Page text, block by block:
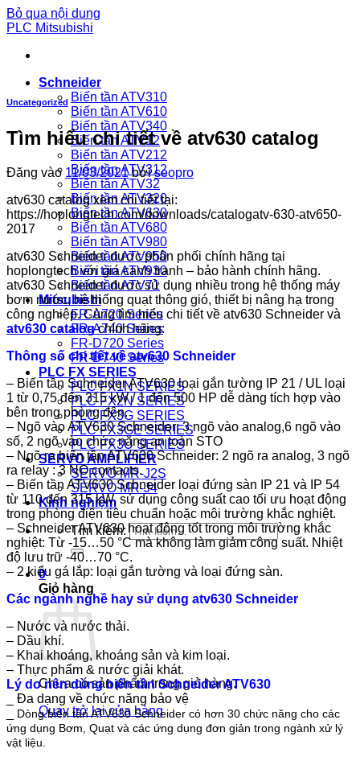
Bỏ qua nội dung
PLC Mitsubishi
Schneider
Biến tần ATV310
Biến tần ATV610
Biến tần ATV340
Biến tần ATV12
Biến tần ATV212
Biến tần ATV312
Biến tần ATV32
Biến tần ATV320
Biến tần ATV630
Biến tần ATV680
Biến tần ATV980
Biến tần ATV950
Biến tần ATV930
Biến tần ATV71
Mitsubishi
FR-A720 Series
FR-A740 Series
FR-D720 Series
FR-D740 Series
PLC FX SERIES
PLC FX1N SERIES
PLC FX2N SERIES
PLC FX3G SERIES
PLC FX3GE SERIES
PLC FX3U SERIES
SERVO AMPLIFIER
SERVO MR-J2S
SERVO MR-J4
Kinh nghiệm
Tìm kiếm:
0
Giỏ hàng
Chưa có sản phẩm trong giỏ hàng.
Quay trở lại cửa hàng
Uncategorized
Tìm hiểu chi tiết về atv630 catalog
Đăng vào 11/03/2021 bởiseopro
atv630 catalog xem chi tiết tại:
https://hoplongtech.com/downloads/catalogatv-630-atv650-
2017
atv630 Schneider được phân phối chính hãng tại
hoplongtech với giá cạnh tranh – bảo hành chính hãng.
atv630 Schneider được sử dụng nhiều trong hệ thống máy
bơm nước, hệ thống quạt thông gió, thiết bị nâng hạ trong
công nghiệp. Cùng tìm hiểu chi tiết về atv630 Schneider và
atv630 catalogchính hãng:
Thông số chi tiết về atv630 Schneider
– Biến tần Schneider ATV630 loại gắn tường IP 21 / UL loại
1 từ 0,75 đến 315 kW / 1 đến 500 HP dễ dàng tích hợp vào
bên trong phòng đện.
– Ngõ vào ATV630 Schneider: 3 ngõ vào analog,6 ngõ vào
số, 2 ngõ vào chức năng an toàn STO
– Ngõ ra biến tần ATV630 Schneider: 2 ngõ ra analog, 3 ngõ
ra relay : 3 NO contacts.
– Biến tần ATV630 Schneider loại đứng sàn IP 21 và IP 54
từ 110 đến 315 kW, sử dụng công suất cao tối ưu hoạt động
trong phòng điện tiêu chuẩn hoặc môi trường khắc nghiệt.
– Schneider ATV630 hoạt động tốt trong môi trường khắc
nghiệt: Từ -15…50 °C mà không làm giảm công suất. Nhiệt
độ lưu trữ -40…70 °C.
– 2 kiểu gá lắp: loại gắn tường và loại đứng sàn.
Các ngành nghề hay sử dụng atv630 Schneider
– Nước và nước thải.
– Dầu khí.
– Khai khoáng, khoáng sản và kim loại.
– Thực phẩm & nước giải khát.
Lý do nên dùng biến tần Schneider ATV630
_ Đa dạng về chức năng bảo vệ
Dòng biến tần ATV630 Schneider có hơn 30 chức năng cho các
ứng dụng Bơm, Quạt và các ứng dụng đơn giản trong ngành xử lý
vật liệu.